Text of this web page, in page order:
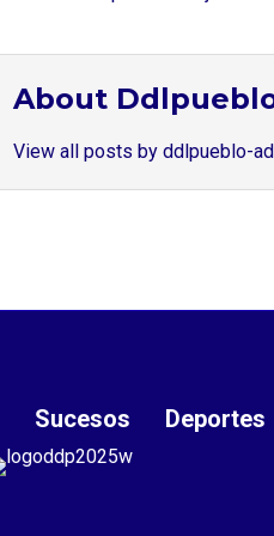
About
View all posts by ddlpueblo-ad
Sucesos Deportes